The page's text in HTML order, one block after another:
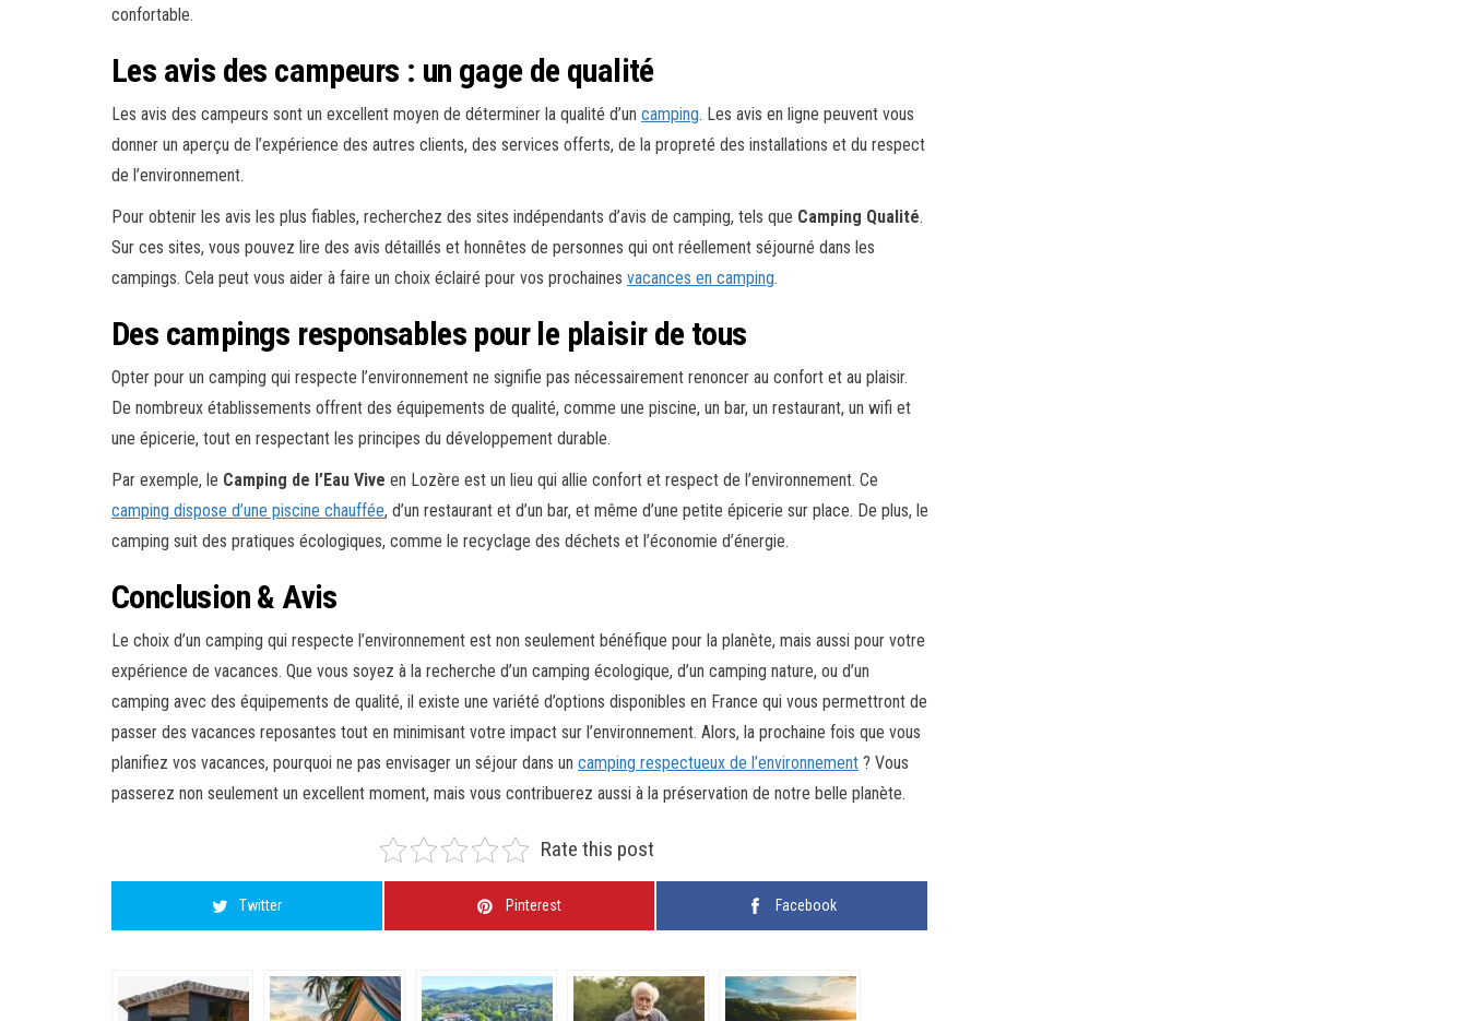
confortable.
Les avis des campeurs : un gage de qualité
Les avis des campeurs sont un excellent moyen de déterminer la qualité d’un camping. Les avis en ligne peuvent vous
donner un aperçu de l’expérience des autres clients, des services offerts, de la propreté des installations et du respect
de l’environnement.
Pour obtenir les avis les plus fiables, recherchez des sites indépendants d’avis de camping, tels que Camping Qualité.
Sur ces sites, vous pouvez lire des avis détaillés et honnêtes de personnes qui ont réellement séjourné dans les
campings. Cela peut vous aider à faire un choix éclairé pour vos prochaines vacances en camping.
Des campings responsables pour le plaisir de tous
Opter pour un camping qui respecte l’environnement ne signifie pas nécessairement renoncer au confort et au plaisir.
De nombreux établissements offrent des équipements de qualité, comme une piscine, un bar, un restaurant, un wifi et
une épicerie, tout en respectant les principes du développement durable.
Par exemple, le Camping de l’Eau Vive en Lozère est un lieu qui allie confort et respect de l’environnement. Ce
camping dispose d’une piscine chauffée, d’un restaurant et d’un bar, et même d’une petite épicerie sur place. De plus, le
camping suit des pratiques écologiques, comme le recyclage des déchets et l’économie d’énergie.
Conclusion & Avis
Le choix d’un camping qui respecte l’environnement est non seulement bénéfique pour la planète, mais aussi pour votre
expérience de vacances. Que vous soyez à la recherche d’un camping écologique, d’un camping nature, ou d’un
camping avec des équipements de qualité, il existe une variété d’options disponibles en France qui vous permettront de
passer des vacances reposantes tout en minimisant votre impact sur l’environnement. Alors, la prochaine fois que vous
planifiez vos vacances, pourquoi ne pas envisager un séjour dans un camping respectueux de l’environnement ? Vous
passerez non seulement un excellent moment, mais vous contribuerez aussi à la préservation de notre belle planète.
Rate this post
Twitter Pinterest Facebook